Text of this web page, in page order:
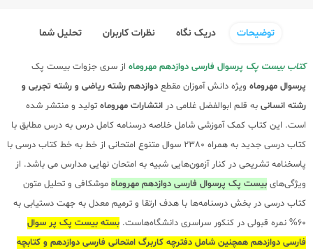
توضیحات دریک نگاه نظرات کاربران تحلیل شما
کتاب بیست پک پرسوال فارسی دوازدهم مهروماه از سری جزوات بیست پک
پرسوال مهروماه ویژه دانش آموزان مقطع دوازدهم رشته ریاضی و رشته تجربی و
رشته انسانی به قلم ابوالفضل غلامی در انتشارات مهروماه تولید و منتشر شده
است. این کتاب کمک آموزشی شامل خلاصه درسنامه کامل درس به درس مطابق با
کتاب درسی جدید به همراه 2380 سوال متنوع امتحانی از خط به خط کتاب درسی با
پاسخنامه تشریحی در کنار آزمون‌هایی شبیه به امتحان نهایی مدارس می باشد. از
ویژگی‌های بیست پک پرسوال فارسی دوازدهم مهروماه موشکافی و تحلیل متون
کتاب درسی در بخش درسنامه‌ها با هدف ارتقا و ترمیم معدل به جهت دستیابی به
60% نمره قبولی در کنکور سراسری دانشگاه‌هاست.
بسته بیست پک پر سوال
فارسی دوازدهم همچنین شامل دفترچه کاربرگ امتحانی فارسی دوازدهم و کتابچه